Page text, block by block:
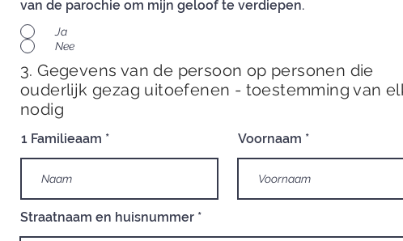
van de parochie om mijn geloof te verdiepen.
Ja
Nee
3. Gegevens van de persoon op personen die
ouderlijk gezag uitoefenen - toestemming van
nodig
1 Familieaam Voornaam
Straatnaam en huisnummer